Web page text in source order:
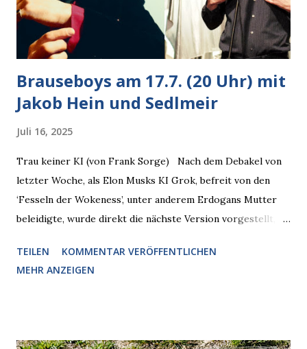
Donnerstag, 4.6. (20 Uhr) Mit Mareike Barmeyer , Jobinski
und Bjarne Haus der Sinne (Ystader St...
Brauseboys am 17.7. (20 Uhr) mit
Jakob Hein und Sedlmeir
Juli 16, 2025
Trau keiner KI (von Frank Sorge) Nach dem Debakel von
letzter Woche, als Elon Musks KI Grok, befreit von den
‘Fesseln der Wokeness’, unter anderem Erdogans Mutter
beleidigte, wurde direkt die nächste Version vorgestellt,
radikalisierte, weil sie ohnehin kurz vor dem Austausch
stand. Das ist sogar recht logisch, aber nicht, um den
TEILEN
KOMMENTAR VERÖFFENTLICHEN
MEHR ANZEIGEN